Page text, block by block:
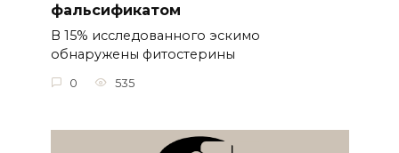
фальсификатом
В 15% исследованного эскимо
обнаружены фитостерины
0 535